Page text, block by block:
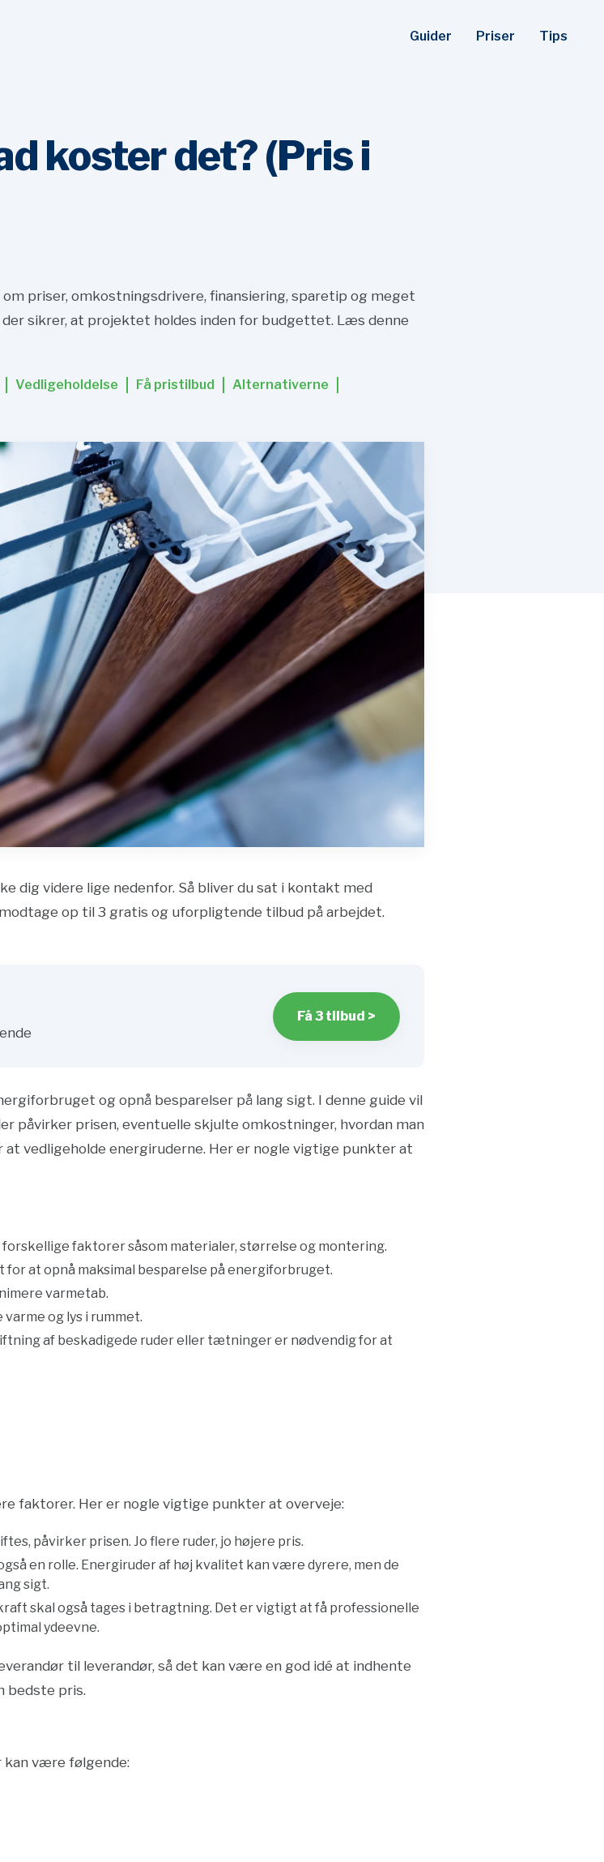
Guider Priser Tips
koster det? (Pris i
priser, omkostningsdrivere, finansiering, sparetip og meget
sikrer, at projektet holdes inden for budgettet. Læs denne
Vedligeholdelse Få pristilbud
Alternativerne
dig videre lige nedenfor. Så bliver du sat i kontakt med
op til 3 gratis og uforpligtende tilbud på arbejdet.
Få 3 tilbud >
og opnå besparelser på lang sigt. I denne guide vil
påvirker prisen, eventuelle skjulte omkostninger, hvordan man
at vedligeholde energiruderne. Her er nogle vigtige punkter at
faktorer såsom materialer, størrelse og montering.
at opnå maksimal besparelse på energiforbruget.
varmetab.
og lys i rummet.
af beskadigede ruder eller tætninger er nødvendig for at
faktorer. Her er nogle vigtige punkter at overveje:
påvirker prisen. Jo flere ruder, jo højere pris.
en rolle. Energiruder af høj kvalitet kan være dyrere, men de
sigt.
skal også tages i betragtning. Det er vigtigt at få professionelle
ydeevne.
til leverandør, så det kan være en god idé at indhente
bedste pris.
kan være følgende: